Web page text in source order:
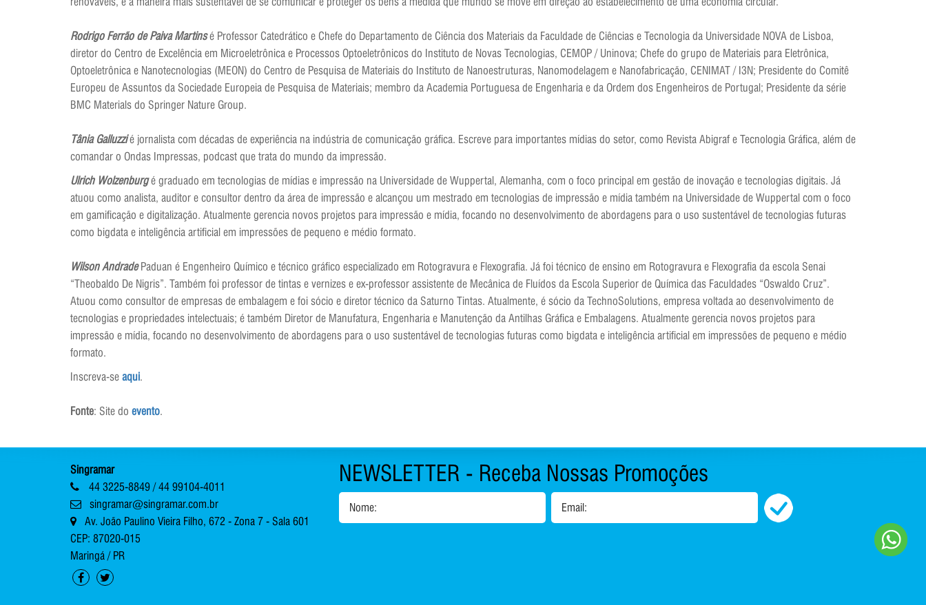
Rodrigo Ferrão de Paiva Martinsé Professor Catedrático e Chefe do Departamento de Ciência dos Materiais da Faculdade de Ciências e Tecnologia da Universidade NOVA de Lisboa,
diretor do Centro de Excelência em Microeletrônica e Processos Optoeletrônicos do Instituto de Novas Tecnologias, CEMOP / Uninova; Chefe do grupo de Materiais para Eletrônica,
Optoeletrônica e Nanotecnologias (MEON) do Centro de Pesquisa de Materiais do Instituto de Nanoestruturas, Nanomodelagem e Nanofabricação, CENIMAT / I3N; Presidente do Comitê
Europeu de Assuntos da Sociedade Europeia de Pesquisa de Materiais; membro da Academia Portuguesa de Engenharia e da Ordem dos Engenheiros de Portugal; Presidente da série
BMC Materials do Springer Nature Group.
Tânia Galluzzié jornalista com décadas de experiência na indústria de comunicação gráfica. Escreve para importantes mídias do setor, como Revista Abigraf e Tecnologia Gráfica, além de
comandar o Ondas Impressas, podcast que trata do mundo da impressão.
Ulrich Wolzenburgé graduado em tecnologias de mídias e impressão na Universidade de Wuppertal, Alemanha, com o foco principal em gestão de inovação e tecnologias digitais. Já
atuou como analista, auditor e consultor dentro da área de impressão e alcançou um mestrado em tecnologias de impressão e mídia também na Universidade de Wuppertal com o foco
em gamificação e digitalização. Atualmente gerencia novos projetos para impressão e mídia, focando no desenvolvimento de abordagens para o uso sustentável de tecnologias futuras
como bigdata e inteligência artificial em impressões de pequeno e médio formato.
Wilson AndradePaduan é Engenheiro Químico e técnico gráfico especializado em Rotogravura e Flexografia. Já foi técnico de ensino em Rotogravura e Flexografia da escola Senai
“Theobaldo De Nigris”. Também foi professor de tintas e vernizes e ex-professor assistente de Mecânica de Fluídos da Escola Superior de Química das Faculdades “Oswaldo Cruz”.
Atuou como consultor de empresas de embalagem e foi sócio e diretor técnico da Saturno Tintas. Atualmente, é sócio da TechnoSolutions, empresa voltada ao desenvolvimento de
tecnologias e propriedades intelectuais; é também Diretor de Manufatura, Engenharia e Manutenção da Antilhas Gráfica e Embalagens. Atualmente gerencia novos projetos para
impressão e mídia, focando no desenvolvimento de abordagens para o uso sustentável de tecnologias futuras como bigdata e inteligência artificial em impressões de pequeno e médio
formato.
Inscreva-se aqui.
Fonte: Site do evento.
Singramar
44 3225-8849 / 44 99104-4011
singramar@singramar.com.br
Av. João Paulino Vieira Filho, 672 - Zona 7 - Sala 601
CEP: 87020-015
Maringá / PR
NEWSLETTER - Receba Nossas Promoções
Nome: Email: